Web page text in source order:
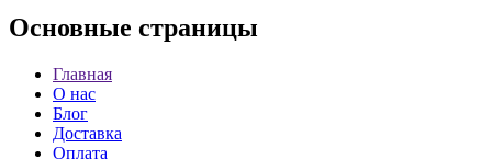
Основные страницы
Главная
О нас
Блог
Доставка
Оплата